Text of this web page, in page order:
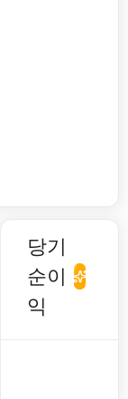
당기
순이
익